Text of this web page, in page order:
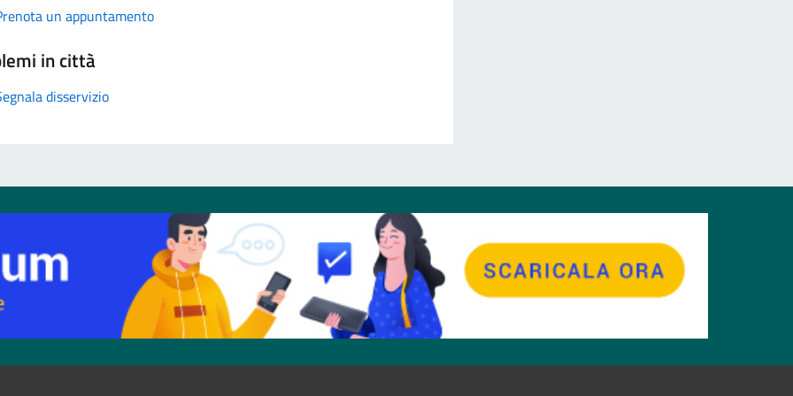
un appuntamento
in città
disservizio